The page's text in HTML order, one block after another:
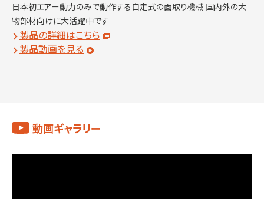
日本初エアー動力のみで動作する自走式の面取り機械 国内外の大
物部材向けに大活躍中です
製品の詳細はこちら
製品動画を見る
動画ギャラリー